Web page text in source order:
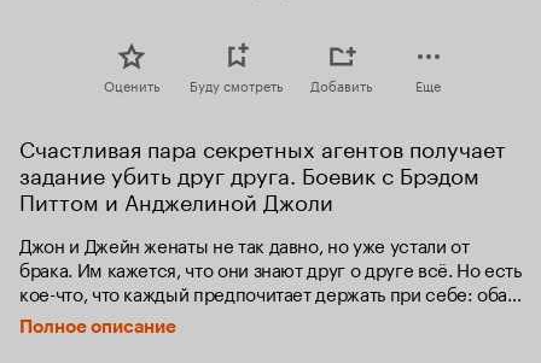
Оценить Буду смотреть Добавить Еще
Счастливая пара секретных агентов получает
задание убить друг друга. Боевик с Брэдом
Питтом и Анджелиной Джоли
Джон и Джейн женаты не так давно, но уже устали от
брака. Им кажется, что они знают друг о друге всё. Но есть
кое-что, что каждый предпочитает держать при себе: оба
они – наёмные убийцы, которые тайно путешествуют по
миру, выполняя опасные миссии. Эти отдельные тайные
Полное описание